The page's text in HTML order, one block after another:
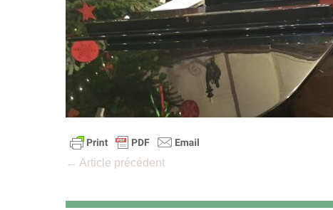
Navigation
← Article précédent